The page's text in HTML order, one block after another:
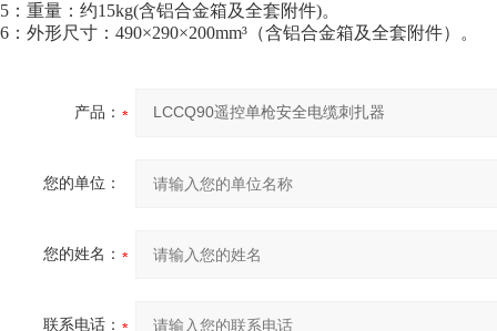
5：重量：约15kg(含铝合金箱及全套附件)。
6：外形尺寸：490×290×200mm³（含铝合金箱及全套附件）。
产品：
您的单位：
您的姓名：
联系电话：